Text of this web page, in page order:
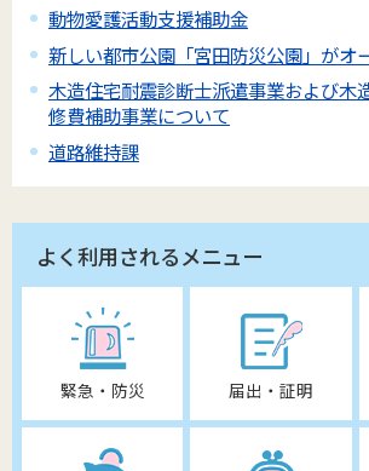
動物愛護活動支援補助金
新しい都市公園「宮田防災公園」がオ
木造住宅耐震診断士派遣事業および木
修費補助事業について
道路維持課
よく利用されるメニュー
緊急・防災 届出・証明